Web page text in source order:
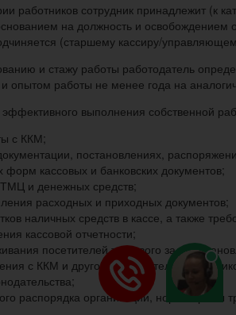
работников сотрудник принадлежит (к
на должность и освобождением
(старшему кассиру/
и стажу работы работодатель
опытом работы не менее года на
эффективного выполнения собственной
с ККМ;
постановлениях,
форм кассовых и банковских документов;
и денежных средств;
расходных и приходных документов;
наличных средств в кассе, а также
кассовой отчетности;
посетителей торгового зала,
с ККМ и другой вычислительной
распорядка организации, норм охраны